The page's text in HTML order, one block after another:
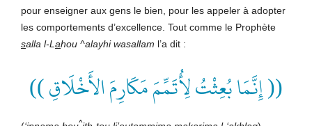
pour enseigner aux gens le bien, pour les appeler à adopter
les comportements d’excellence. Tout comme le Prophète
salla l-L ahou ^alayhi wasallam l’a dit :
(( إِنَّمَا بُعِثْتُ لِأُتَمِّمَ مَكَارِمَ الأَخْلَاقِ ))
^